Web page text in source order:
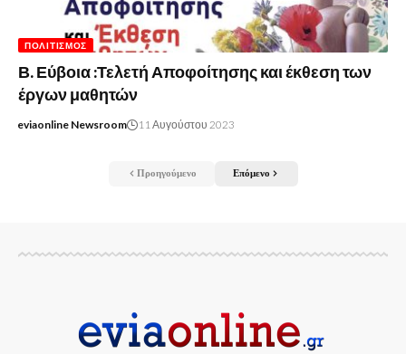
ΠΟΛΙΤΙΣΜΌΣ
Β. Εύβοια :Τελετή Αποφοίτησης και έκθεση των
έργων μαθητών
eviaonline Newsroom 11 Αυγούστου 2023
Προηγούμενο Επόμενο